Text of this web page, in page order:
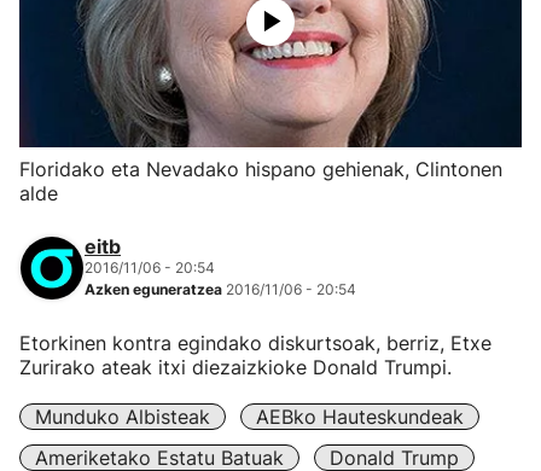
Floridako eta Nevadako hispano gehienak, Clintonen
alde
eitb
2016/11/06 - 20:54
Azken eguneratzea 2016/11/06 - 20:54
Etorkinen kontra egindako diskurtsoak, berriz, Etxe
Zurirako ateak itxi diezaizkioke Donald Trumpi.
Munduko Albisteak
AEBko Hauteskundeak
Ameriketako Estatu Batuak
Donald Trump